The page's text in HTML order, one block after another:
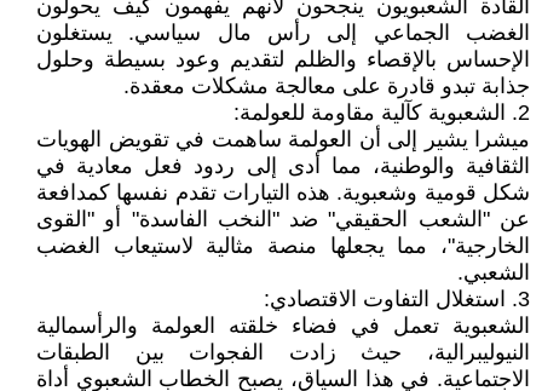
القادة الشعبويون ينجحون لأنهم يفهمون كيف يحولون
الغضب الجماعي إلى رأس مال سياسي. يستغلون
الإحساس بالإقصاء والظلم لتقديم وعود بسيطة وحلول
جذابة تبدو قادرة على معالجة مشكلات معقدة.
2. الشعبوية كآلية مقاومة للعولمة:
ميشرا يشير إلى أن العولمة ساهمت في تقويض الهويات
الثقافية والوطنية، مما أدى إلى ردود فعل معادية في
شكل قومية وشعبوية. هذه التيارات تقدم نفسها كمدافعة
عن "الشعب الحقيقي" ضد "النخب الفاسدة" أو "القوى
الخارجية"، مما يجعلها منصة مثالية لاستيعاب الغضب
الشعبي.
3. استغلال التفاوت الاقتصادي:
الشعبوية تعمل في فضاء خلقته العولمة والرأسمالية
النيوليبرالية، حيث زادت الفجوات بين الطبقات
الاجتماعية. في هذا السياق، يصبح الخطاب الشعبوي أداة